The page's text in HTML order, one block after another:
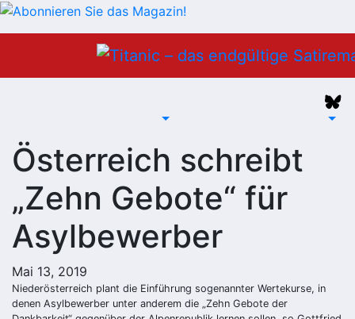
Österreich schreibt
„Zehn Gebote“ für
Asylbewerber
Mai 13, 2019
Niederösterreich plant die Einführung sogenannter Wertekurse, in
denen Asylbewerber unter anderem die „Zehn Gebote der